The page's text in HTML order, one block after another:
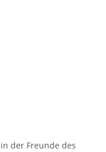
der Freunde des